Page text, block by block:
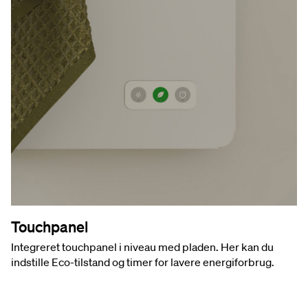
Touchpanel
Integreret touchpanel i niveau med pladen. Her kan du
indstille Eco-tilstand og timer for lavere energiforbrug.